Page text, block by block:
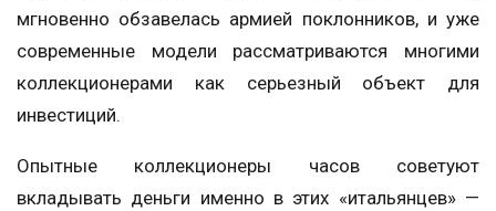
мгновенно обзавелась армией поклонников, и уже
современные модели рассматриваются многими
коллекционерами как серьезный объект для
инвестиций.
Опытные коллекционеры часов советуют
вкладывать деньги именно в этих «итальянцев» —